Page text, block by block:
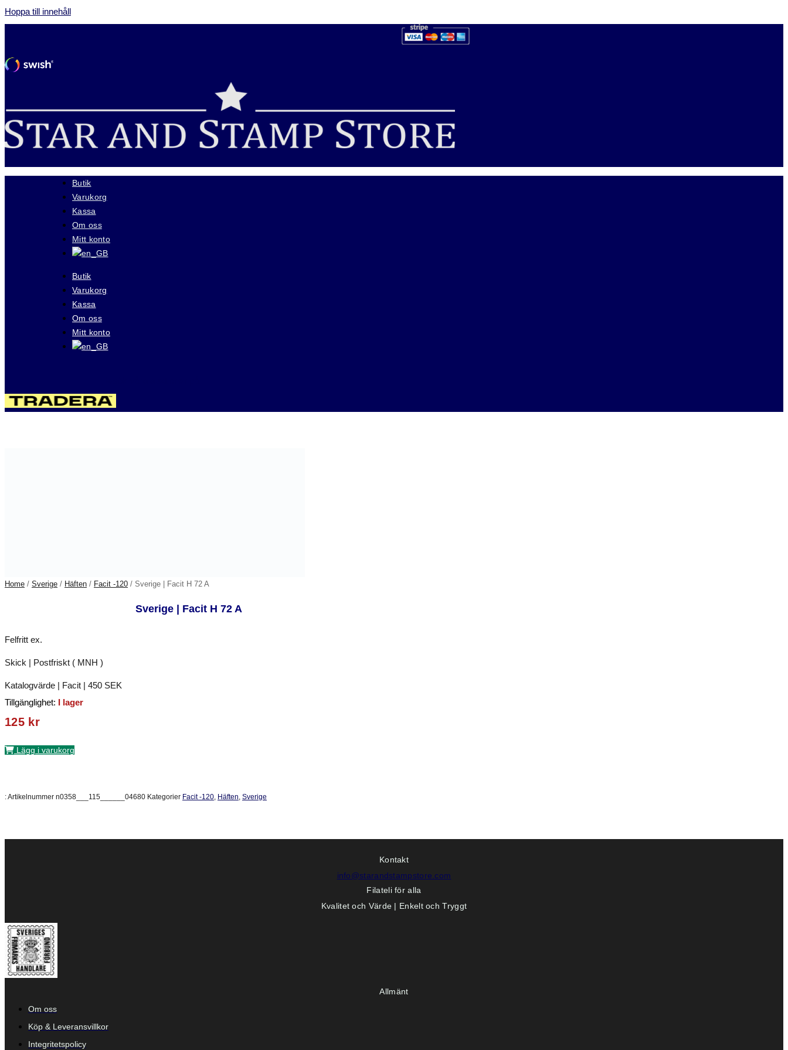
Hoppa till innehåll
Butik
Varukorg
Kassa
Om oss
Mitt konto
Butik
Varukorg
Kassa
Om oss
Mitt konto
Home / Sverige / Häften / Facit -120 / Sverige | Facit H 72 A
Sverige | Facit H 72 A
Felfritt ex.
Skick | Postfriskt ( MNH )
Katalogvärde | Facit | 450 SEK
Tillgänglighet: I lager
125 kr
Lägg i varukorg
:Artikelnummer n0358___115______04680 Kategorier Facit -120, Häften, Sverige
Kontakt
info@starandstampstore.com
Filateli för alla
Kvalitet och Värde | Enkelt och Tryggt
Allmänt
Om oss
Köp & Leveransvillkor
Integritetspolicy